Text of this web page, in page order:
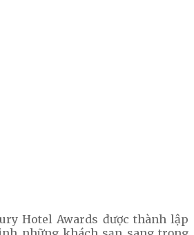
Hotel Awards được thành lập